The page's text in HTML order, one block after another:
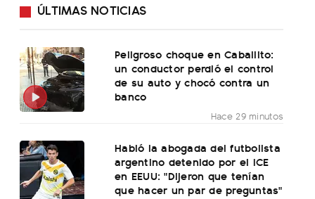
ÚLTIMAS NOTICIAS
Peligroso choque en Caballito:
un conductor perdió el control
de su auto y chocó contra un
banco
Hace 29 minutos
Habló la abogada del futbolista
argentino detenido por el ICE
en EEUU: "Dijeron que tenían
que hacer un par de preguntas"